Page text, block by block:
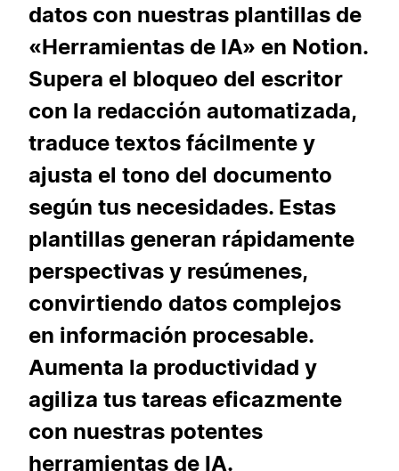
datos con nuestras plantillas de
«Herramientas de IA» en Notion.
Supera el bloqueo del escritor
con la redacción automatizada,
traduce textos fácilmente y
ajusta el tono del documento
según tus necesidades. Estas
plantillas generan rápidamente
perspectivas y resúmenes,
convirtiendo datos complejos
en información procesable.
Aumenta la productividad y
agiliza tus tareas eficazmente
con nuestras potentes
herramientas de IA.